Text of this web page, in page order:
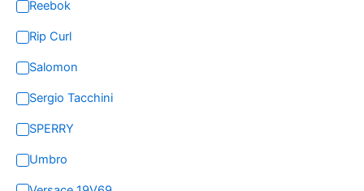
Reebok
Rip Curl
Salomon
Sergio Tacchini
SPERRY
Umbro